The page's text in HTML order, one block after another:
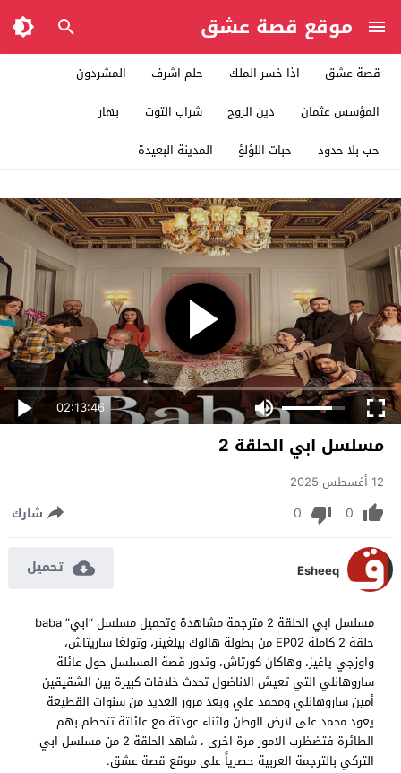
موقع قصة عشق
قصة عشق اذا خسر الملك حلم اشرف
المشردون
المؤسس عثمان
دين الروح شراب التوت
بهار
حب بلا حدود
حبات اللؤلؤ المدينة البعيدة
02:13:46
مسلسل ابي الحلقة 2
12 أغسطس 2025
0
0 شارك
Esheeq تحميل
مسلسل ابي الحلقة 2 مترجمة مشاهدة وتحميل مسلسل “ابي” baba
حلقة 2 كاملة EP02 من بطولة هالوك بيلغينر، وتولغا ساريتاش،
واوزجي ياغيز، وهاكان كورتاش، وتدور قصة المسلسل حول عائلة
ساروهانلي التي تعيش الاناضول تحدث خلافات كبيرة بين الشقيقين
أمين ساروهانلي ومحمد علي وبعد مرور العديد من سنوات القطيعة
يعود محمد على لارض الوطن واثناء عودتة مع عائلتة تتحطم بهم
الطائرة فتضظرب الامور مرة اخرى ، شاهد الحلقة 2 من مسلسل ابي
التركي بالترجمة العربية حصرياً على موقع قصة عشق.